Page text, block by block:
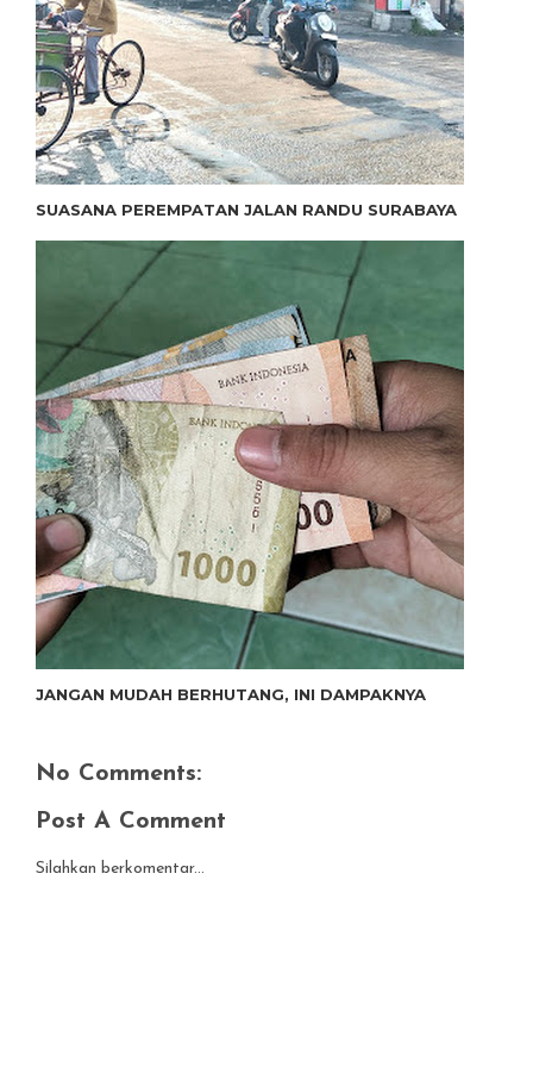
SUASANA PEREMPATAN JALAN RANDU SURABAYA
JANGAN MUDAH BERHUTANG, INI DAMPAKNYA
No Comments:
Post A Comment
Silahkan berkomentar...